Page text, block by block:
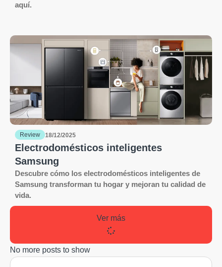
aquí.
Review 18/12/2025
Electrodomésticos inteligentes
Samsung
Descubre cómo los electrodomésticos inteligentes de
Samsung transforman tu hogar y mejoran tu calidad de
vida.
Ver más
No more posts to show